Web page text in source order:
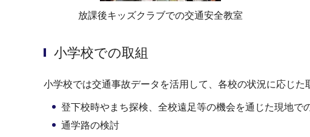
放課後キッズクラブでの交通安全教室
小学校での取組
小学校では交通事故データを活用して、各校の状況に応じた
登下校時やまち探検、全校遠足等の機会を通じた現地で
通学路の検討